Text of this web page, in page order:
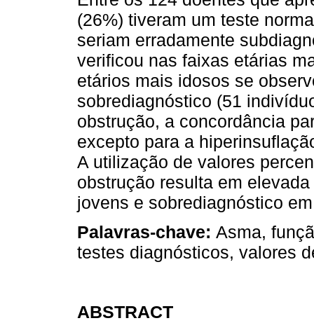
(26%) tiveram um teste
seriam erradamente
verificou nas faixas etárias
etários mais idosos se
sobrediagnóstico (51
obstrução, a concordância
excepto para a
A utilização de valores
obstrução resulta em
jovens e sobrediagnóstico
Palavras-chave: Asma,
testes diagnósticos, valores
ABSTRACT